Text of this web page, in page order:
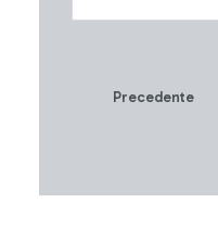
Precedente